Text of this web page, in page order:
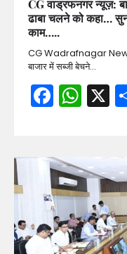
CG वाड्रफनगर न्यूज़:
ढाबा चलने को कहा…
काम…..
CG Wadrafnagar News
बाजार में सब्जी बेचने…
X